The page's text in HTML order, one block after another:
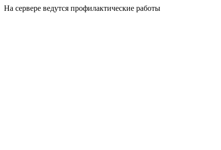
На сервере ведутся профилактические работы